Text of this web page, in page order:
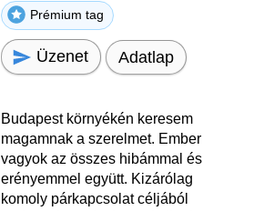
Prémium tag
Üzenet Adatlap
Budapest környékén keresem
magamnak a szerelmet. Ember
vagyok az összes hibámmal és
erényemmel együtt. Kizárólag
komoly párkapcsolat céljából